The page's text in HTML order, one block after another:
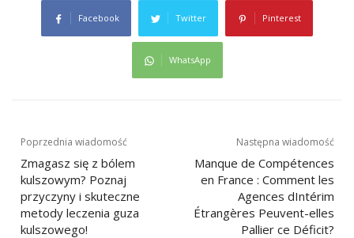
Facebook Twitter Pinterest
WhatsApp
Nawigacja
wpisu
Poprzednia wiadomość
Zmagasz się z bólem
kulszowym? Poznaj
przyczyny i skuteczne
metody leczenia guza
kulszowego!
Następna wiadomość
Manque de Compétences
en France : Comment les
Agences dIntérim
Étrangères Peuvent-elles
Pallier ce Déficit?